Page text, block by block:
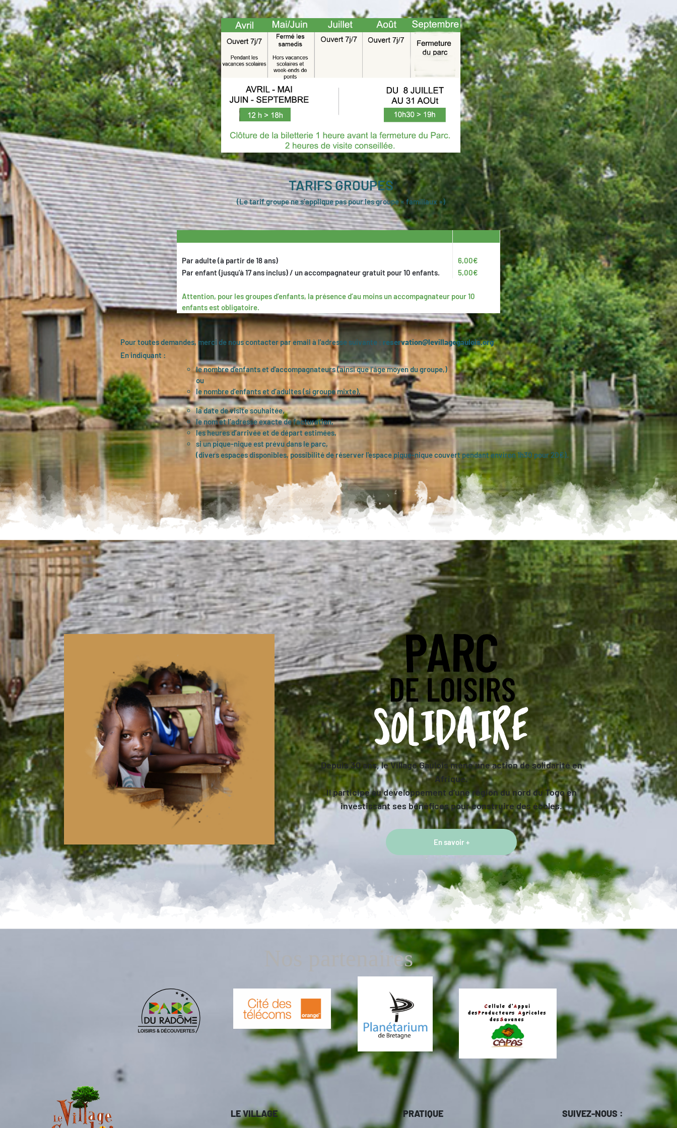
TARIFS GROUPES
(Le tarif groupe ne s’applique pas pour les groupe « familiaux »)
Par adulte (à partir de 18 ans)
6,00€
Par enfant (jusqu'à 17 ans inclus) / un accompagnateur gratuit pour 10 enfants.
5,00€
Attention, pour les groupes d’enfants, la présence d’au moins un accompagnateur pour 10
enfants est obligatoire.
Pour toutes demandes, merci de nous contacter par email à l'adresse suivante : reservation@levillagegaulois.org
En indiquant :
le nombre d'enfants et d'accompagnateurs (ainsi que l'âge moyen du groupe,)
ou
le nombre d’enfants et d’adultes (si groupe mixte),
la date de visite souhaitée,
le nom et l’adresse exacte de facturation,
les heures d’arrivée et de départ estimées,
si un pique-nique est prévu dans le parc,
(divers espaces disponibles, possibilité de réserver l'espace pique-nique couvert pendant environ 1h30 pour 20€).
Depuis 30 ans, le Village Gaulois mène une action de solidarité en
Afrique.
Il participe au développement d’une région du nord du Togo en
investissant ses bénéfices pour construire des écoles.
En savoir +
Nos partenaires
LE VILLAGE PRATIQUE SUIVEZ-NOUS :